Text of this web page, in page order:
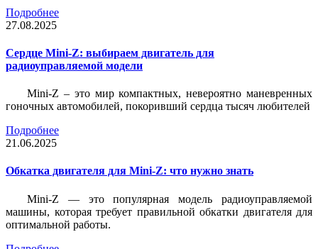
Подробнее
27.08.2025
Сердце Mini-Z: выбираем двигатель для
радиоуправляемой модели
Mini-Z – это мир компактных, невероятно маневренных
гоночных автомобилей, покоривший сердца тысяч любителей
Подробнее
21.06.2025
Обкатка двигателя для Mini-Z: что нужно знать
Mini-Z — это популярная модель радиоуправляемой
машины, которая требует правильной обкатки двигателя для
оптимальной работы.